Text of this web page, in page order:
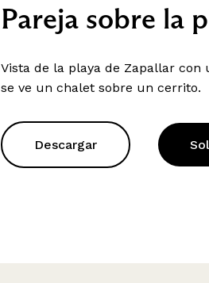
Pareja sobre la
Vista de la playa de Zapallar con
se ve un chalet sobre un cerrito.
Descargar